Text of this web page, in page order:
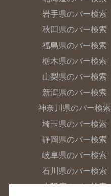
岩手県のバー検索
秋田県のバー検索
福島県のバー検索
栃木県のバー検索
山梨県のバー検索
新潟県のバー検索
神奈川県のバー検索
埼玉県のバー検索
静岡県のバー検索
岐阜県のバー検索
石川県のバー検索
大阪府のバー検索